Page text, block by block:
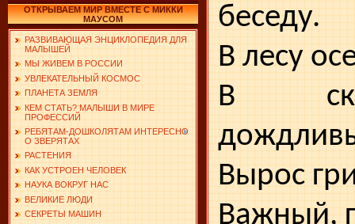
ОТКРЫВАЕМ МИР ВМЕСТЕ С МИККИ
МАУСОМ
РАЗВИВАЮЩАЯ ЭНЦИКЛОПЕДИЯ ДЛЯ
МАЛЫШЕЙ
МЫ ЖИВЕМ В РОССИИ
УВЛЕКАТЕЛЬНЫЙ КОСМОС
ПЛАНЕТА ЗЕМЛЯ
КЕМ СТАТЬ? МАЛЫШИ В МИРЕ
ПРОФЕССИЙ
РЕБЯТАМ-ДОШКОЛЯТАМ ИНТЕРЕСНО
О ЗВЕРЯТАХ
РАСТЕНИЯ
КАК УСТРОЕН ЧЕЛОВЕК
НАУКА ВОКРУГ НАС
ВЕЛИКИЕ ЛЮДИ
СЕКРЕТЫ МАШИН
беседу.
В лесу
В
Вырос
Важный,